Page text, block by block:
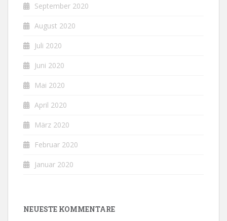
September 2020
August 2020
Juli 2020
Juni 2020
Mai 2020
April 2020
März 2020
Februar 2020
Januar 2020
NEUESTE KOMMENTARE